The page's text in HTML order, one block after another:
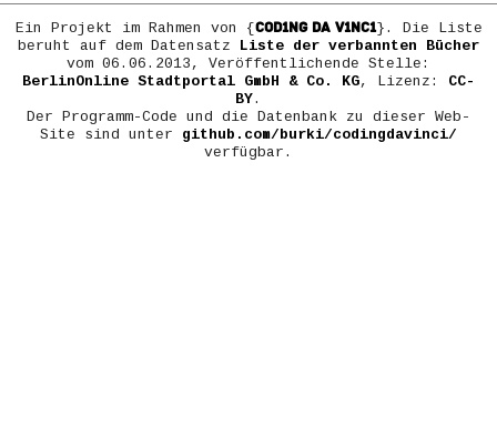
Ein Projekt im Rahmen von {COD1NG DA V1NC1}. Die Liste
beruht auf dem Datensatz Liste der verbannten Bücher
vom 06.06.2013, Veröffentlichende Stelle:
BerlinOnline Stadtportal GmbH & Co. KG, Lizenz: CC-
BY.
Der Programm-Code und die Datenbank zu dieser Web-
Site sind unter github.com/burki/codingdavinci/
verfügbar.